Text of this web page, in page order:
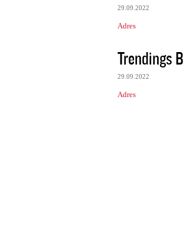
29.09.2022
Adres
Trendings
29.09.2022
Adres